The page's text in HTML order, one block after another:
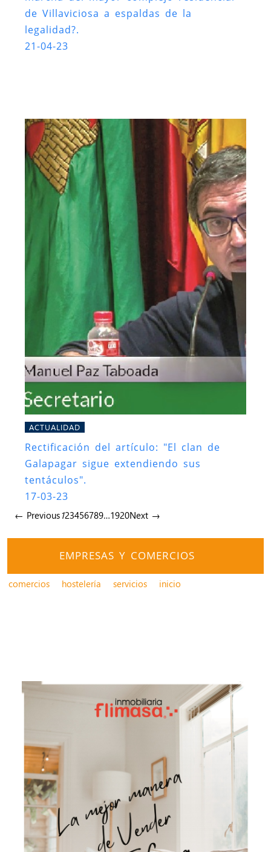
de Villaviciosa a espaldas de la
legalidad?.
21-04-23
ACTUALIDAD
Rectificación del artículo: "El clan de
Galapagar sigue extendiendo sus
tentáculos".
17-03-23
← Previous123456789…1920Next →
EMPRESAS Y COMERCIOS
comercios hostelería servicios inicio